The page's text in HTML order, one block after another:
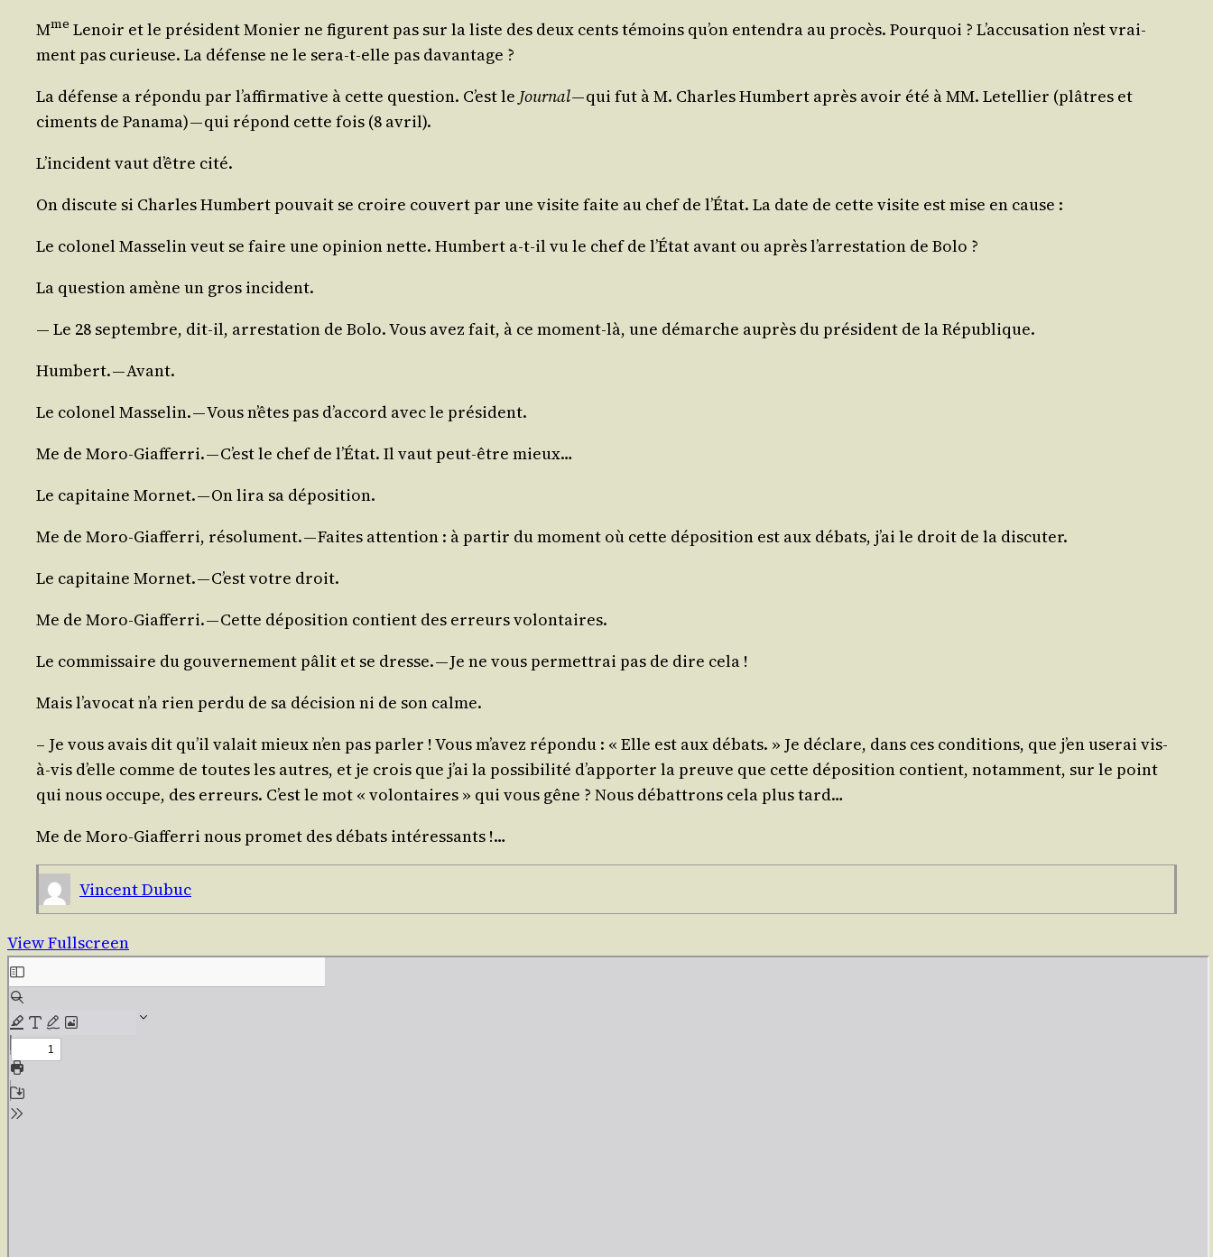
Mme Lenoir et le pré­sident Monier ne figurent pas sur la liste des deux cents témoins qu’on enten­dra au pro­cès. Pour­quoi ? L’ac­cu­sa­tion n’est vrai­
ment pas curieuse. La défense ne le sera-t-elle pas davantage ?
La défense a répon­du par l’af­fir­ma­tive à cette ques­tion. C’est le Jour­nal— qui fut à M. Charles Hum­bert après avoir été à MM. Letel­lier (plâtres et
ciments de Pana­ma) — qui répond cette fois (8 avril).
L’in­ci­dent vaut d’être cité.
On dis­cute si Charles Hum­bert pou­vait se croire cou­vert par une visite faite au chef de l’É­tat. La date de cette visite est mise en cause :
Le colo­nel Mas­se­lin veut se faire une opi­nion nette. Hum­bert a‑t-il vu le chef de l’É­tat avant ou après l’ar­res­ta­tion de Bolo ?
La ques­tion amène un gros incident.
— Le 28 sep­tembre, dit-il, arres­ta­tion de Bolo. Vous avez fait, à ce moment-là, une démarche auprès du pré­sident de la République.
Hum­bert. — Avant.
Le colo­nel Mas­se­lin. — Vous n’êtes pas d’ac­cord avec le président.
Me de Moro-Giaf­fer­ri. — C’est le chef de l’É­tat. Il vaut peut-être mieux…
Le capi­taine Mor­net. — On lira sa déposition.
Me de Moro-Giaf­fer­ri, réso­lu­ment. — Faites atten­tion : à par­tir du moment où cette dépo­si­tion est aux débats, j’ai le droit de la discuter.
Le capi­taine Mor­net. — C’est votre droit.
Me de Moro-Giaf­fer­ri. — Cette dépo­si­tion contient des erreurs volontaires.
Le com­mis­saire du gou­ver­ne­ment pâlit et se dresse. — Je ne vous per­met­trai pas de dire cela !
Mais l’a­vo­cat n’a rien per­du de sa déci­sion ni de son calme.
– Je vous avais dit qu’il valait mieux n’en pas par­ler ! Vous m’a­vez répon­du : « Elle est aux débats. » Je déclare, dans ces condi­tions, que j’en use­rai vis-
à-vis d’elle comme de toutes les autres, et je crois que j’ai la pos­si­bi­li­té d’ap­por­ter la preuve que cette dépo­si­tion contient, notam­ment, sur le point
qui nous occupe, des erreurs. C’est le mot « volon­taires » qui vous gêne ? Nous débat­trons cela plus tard…
Me de Moro-Giaf­fer­ri nous pro­met des débats intéressants !…
Vincent Dubuc
View Fullscreen